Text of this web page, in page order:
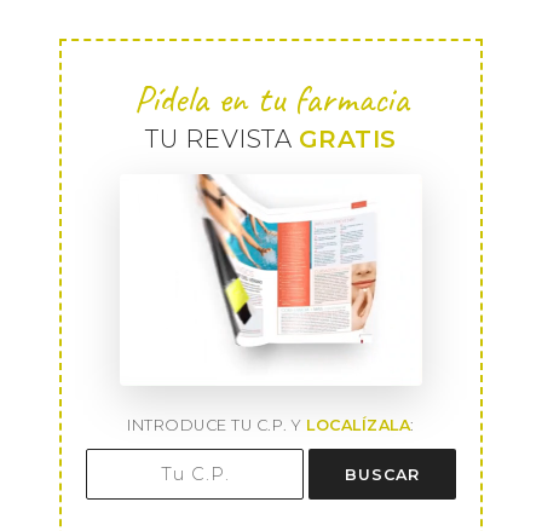
Pídela en tu farmacia
TU REVISTA GRATIS
INTRODUCE TU C.P. Y LOCALÍZALA:
BUSCAR